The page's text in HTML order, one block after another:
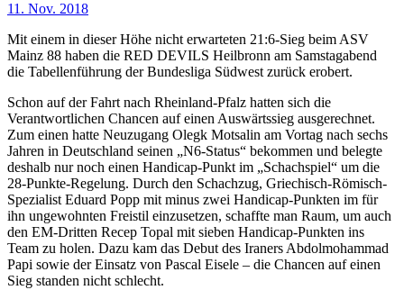
11. Nov. 2018
Mit einem in dieser Höhe nicht erwarteten 21:6-Sieg beim ASV
Mainz 88 haben die RED DEVILS Heilbronn am Samstagabend
die Tabellenführung der Bundesliga Südwest zurück erobert.
Schon auf der Fahrt nach Rheinland-Pfalz hatten sich die
Verantwortlichen Chancen auf einen Auswärtssieg ausgerechnet.
Zum einen hatte Neuzugang Olegk Motsalin am Vortag nach sechs
Jahren in Deutschland seinen „N6-Status“ bekommen und belegte
deshalb nur noch einen Handicap-Punkt im „Schachspiel“ um die
28-Punkte-Regelung. Durch den Schachzug, Griechisch-Römisch-
Spezialist Eduard Popp mit minus zwei Handicap-Punkten im für
ihn ungewohnten Freistil einzusetzen, schaffte man Raum, um auch
den EM-Dritten Recep Topal mit sieben Handicap-Punkten ins
Team zu holen. Dazu kam das Debut des Iraners Abdolmohammad
Papi sowie der Einsatz von Pascal Eisele – die Chancen auf einen
Sieg standen nicht schlecht.